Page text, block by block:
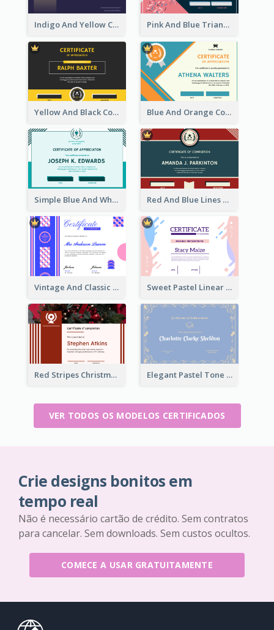
Indigo And Yellow Certificate Design of Recommendation Pink And Blue Triangles Confetti Celebration Certificate
Yellow And Black Contrast Simple Certificate Blue And Orange Company Triangles With Badge Certificate
Simple Blue And White Rectangle Certificate Red And Blue Lines And Badge Completion Certificate
Vintage And Classic Vibrant Certificate Design Ideas Sweet Pastel Linear Certificate Design Template
Red Stripes Christmas Decorations Certificate Elegant Pastel Tone Floral Certificate Design
VER TODOS OS MODELOS CERTIFICADOS
Crie designs bonitos em
tempo real
Não é necessário cartão de crédito. Sem contratos
para cancelar. Sem downloads. Sem custos ocultos.
COMECE A USAR GRATUITAMENTE